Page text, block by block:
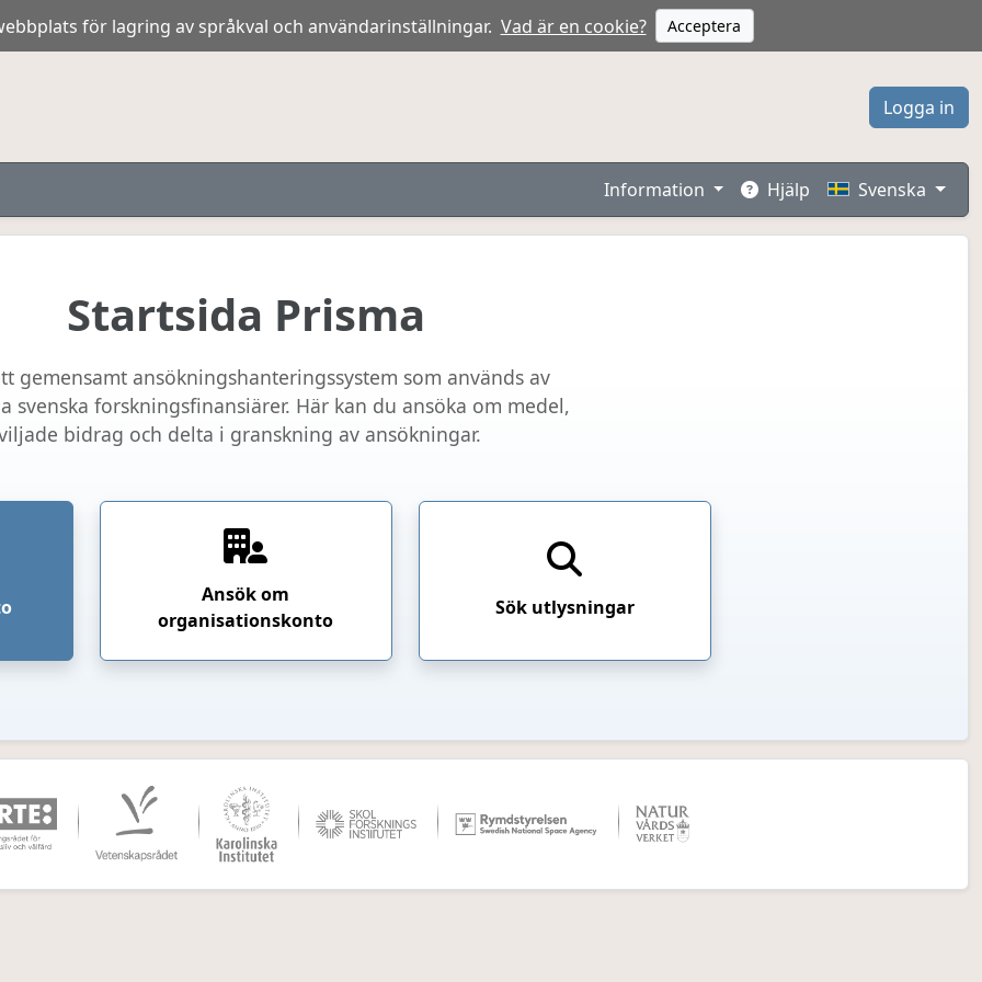
för lagring av språkval och användarinställningar. Vad är en cookie? Acceptera
Logga in
Information Hjälp Svenska
Startsida Prisma
gemensamt ansökningshanteringssystem som används av
svenska forskningsfinansiärer. Här kan du ansöka om medel,
bidrag och delta i granskning av ansökningar.
Ansök om
organisationskonto
Sök utlysningar